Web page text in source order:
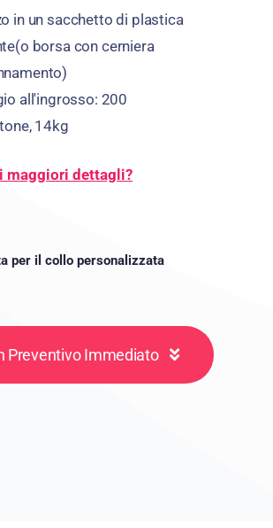
in un sacchetto di plastica
borsa con cerniera
all'ingrosso: 200
14kg
maggiori dettagli?
per il collo personalizzata
Preventivo Immediato